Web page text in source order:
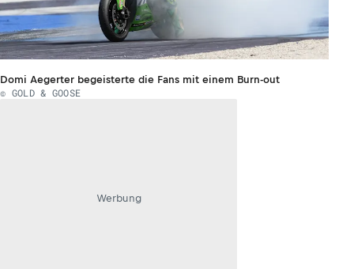
Domi Aegerter begeisterte die Fans mit einem Burn-out
© GOLD & GOOSE
Werbung